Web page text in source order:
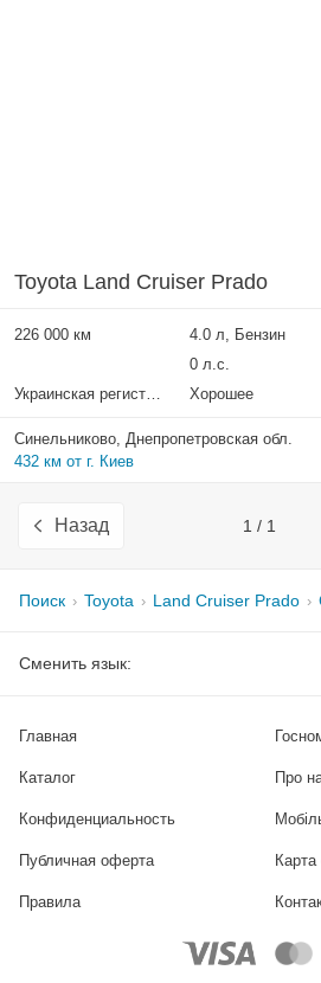
Toyota Land Cruiser Prado
226 000 км 4.0 л, Бензин
0 л.с.
Украинская регистрация
Хорошее
Синельниково, Днепропетровская обл.
432 км от г. Киев
Назад 1 / 1
Поиск Toyota Land Cruiser Prado
Сменить язык:
Главная
Каталог Про
Конфиденциальность
Публичная оферта Карта
Правила